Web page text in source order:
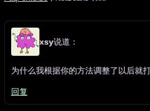
xsy说道：
为什么我根据你的方法调整了以后就
回复